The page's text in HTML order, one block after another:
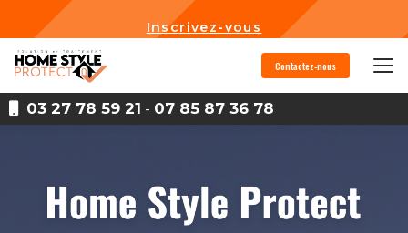
contenu
principal
Inscrivez-vous
03 27 78 59 21 - 07 85 87 36 78
Contactez-nous